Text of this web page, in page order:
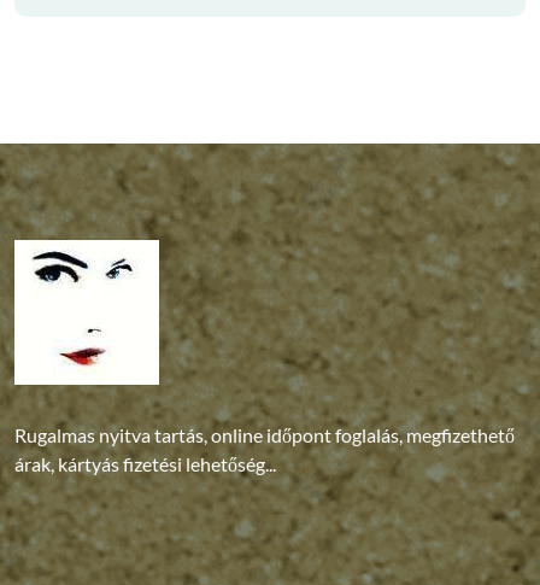
Rugalmas nyitva tartás, online időpont foglalás, megfizethető
árak, kártyás fizetési lehetőség...